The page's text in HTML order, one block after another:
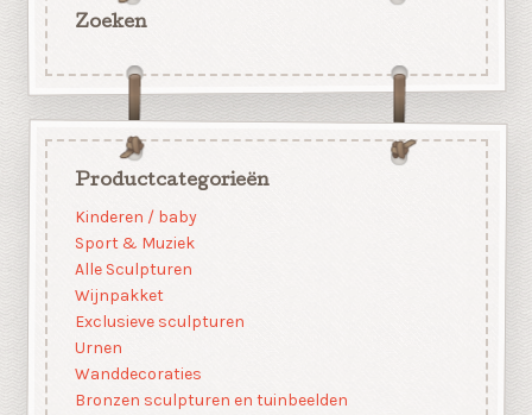
Zoeken
Productcategorieën
Kinderen / baby
Sport & Muziek
Alle Sculpturen
Wijnpakket
Exclusieve sculpturen
Urnen
Wanddecoraties
Bronzen sculpturen en tuinbeelden